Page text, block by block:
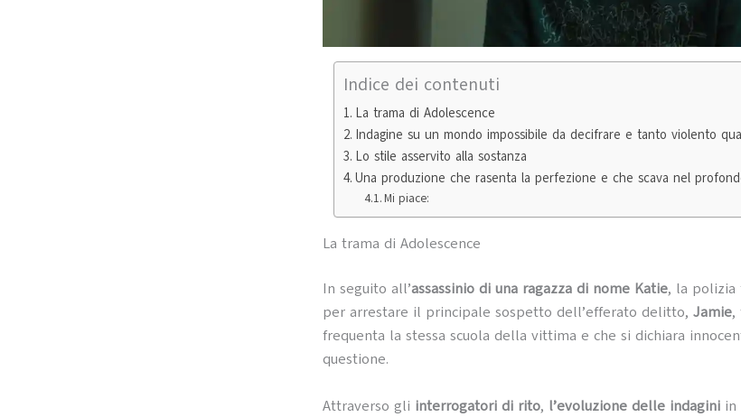
Indice dei contenuti
La trama di Adolescence
Indagine su un mondo impossibile da decifrare e tanto violento
Lo stile asservito alla sostanza
Una produzione che rasenta la perfezione e che scava nel
Mi piace:
La trama di Adolescence
In seguito all’assassinio di una ragazza di nome Katie, la polizia
per arrestare il principale sospetto dell’efferato delitto, Jamie,
frequenta la stessa scuola della vittima e che si dichiara
questione.
Attraverso gli interrogatori di rito, l’evoluzione delle indagini in